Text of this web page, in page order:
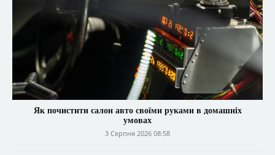
Як почистити салон авто своїми руками в домашніх
умовах
3 Серпня 2026 08:58